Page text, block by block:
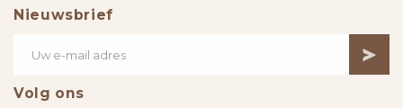
Nieuwsbrief
Volg ons